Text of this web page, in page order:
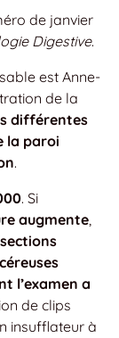
de janvier
Digestive.
est Anne-
de la
différentes
la paroi
.
. Si
augmente
l’examen a
de clips
insufflateur à